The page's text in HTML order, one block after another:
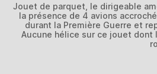
Jouet de parquet, le dirigeable
la présence de 4 avions
durant la Première Guerre et
Aucune hélice sur ce jouet